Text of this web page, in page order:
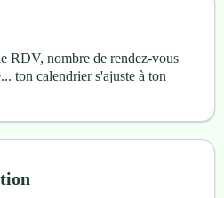
RDV, nombre de rendez-vous
ton calendrier s'ajuste à ton